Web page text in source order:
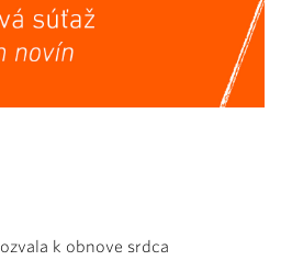
k obnove srdca